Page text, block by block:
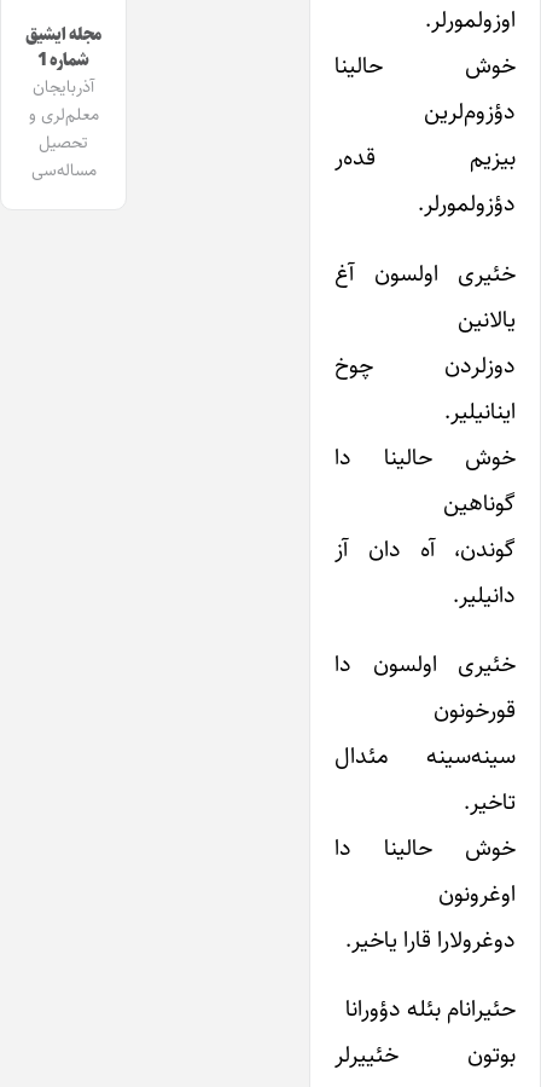
اوزولمورلر.
خوش حالینا
دؤزوم‌لرین
بیزیم قده‌ر
دؤزولمورلر.
خئیری اولسون آغ
یالانین
دوزلردن چوخ
اینانیلیر.
خوش حالینا دا
گوناهین
گوندن، آه دان آز
دانیلیر.
خئیری اولسون دا
قورخونون
سینه‌سینه مئدال
تاخیر.
خوش حالینا دا
اوغرونون
دوغرولارا قارا یاخیر.
حئیرانام بئله دؤورانا
بوتون خئییرلر
مجله ایشیق
شماره 1
آذربایجان
معلم‌لری و
تحصیل
مساله‌سی